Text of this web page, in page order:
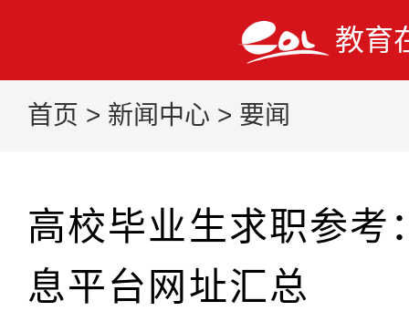
教育
首页 > 新闻中心 > 要闻
高校毕业生求职参考
息平台网址汇总